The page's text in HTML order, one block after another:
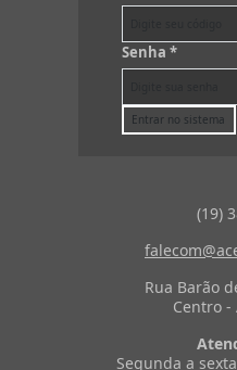
Senha *
Entrar no sistema
(19)
Rua Barão
Centro -
Segunda a